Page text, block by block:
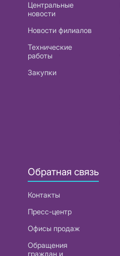
Центральные
новости
Новости филиалов
Технические
работы
Закупки
Обратная связь
Контакты
Пресс-центр
Офисы продаж
Обращения
граждан и